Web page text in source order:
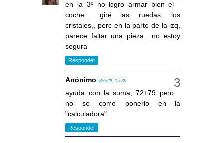
en la 3º no logro armar bien el
coche... giré las ruedas, los
cristales,, pero en la parte de la izq,
parece faltar una pieza.. no estoy
segura
Responder
Anónimo 8/6/20, 15:36
ayuda con la suma, 72+79 pero
no se como ponerlo en la
"calculadora"
Responder